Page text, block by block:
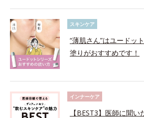
スキンケア
“薄肌さん”はユードッ
塗りがおすすめです！
インナーケア
【BEST3】医師に聞い